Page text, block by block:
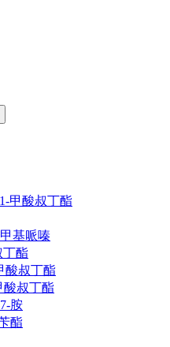
甲酸叔丁酯
基哌嗪
丁酯
酸叔丁酯
酸叔丁酯
胺
酯